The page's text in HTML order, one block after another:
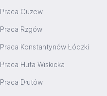
Praca Guzew
Praca Rzgów
Praca Konstantynów Łódzki
Praca Huta Wiskicka
Praca Dłutów